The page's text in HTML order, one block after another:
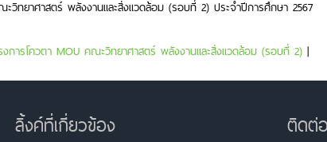
ทยาศาสตร์ พลังงานและสิ่งแวดล้อม (รอบที่ 2) ประจำปีการศึกษา 2567
การโควตา MOU คณะวิทยาศาสตร์ พลังงานและสิ่งแวดล้อม (รอบที่ 2) |
ลิ้งค์ที่เกี่ยวข้อง ติดต่